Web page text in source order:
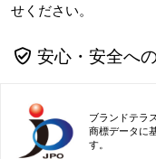
せください。
安心・安全へ
ブランドテラ
商標データに
す。